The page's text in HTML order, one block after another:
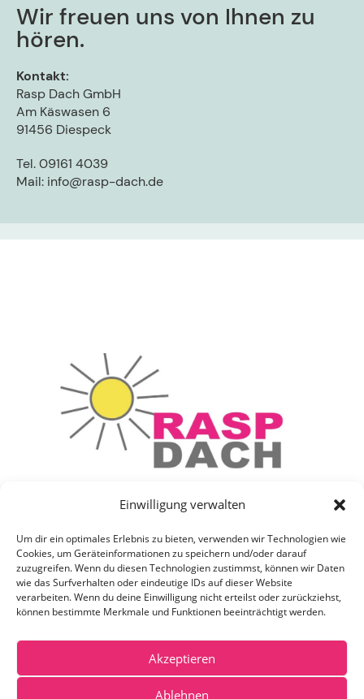
Einwilligung verwalten
Um dir ein optimales Erlebnis zu bieten, verwenden wir Technologien wie
Cookies, um Geräteinformationen zu speichern und/oder darauf
zuzugreifen. Wenn du diesen Technologien zustimmst, können wir Daten
wie das Surfverhalten oder eindeutige IDs auf dieser Website
verarbeiten. Wenn du deine Einwilligung nicht erteilst oder zurückziehst,
können bestimmte Merkmale und Funktionen beeinträchtigt werden.
Akzeptieren
Ablehnen
Wir freuen uns von Ihnen zu
hören.
Kontakt:
Rasp Dach GmbH
Am Käswasen 6
91456 Diespeck
Tel. 09161 4039
Mail: info@rasp-dach.de
Rasp Dach GmbH
Am Käswasen 6
D-91456 Diespeck
Tel. 09161 4039
Fax 09161 5687